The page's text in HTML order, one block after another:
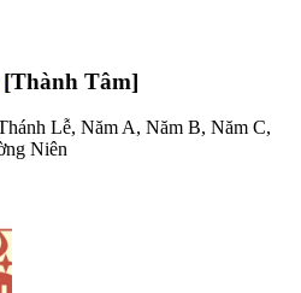
[Thành Tâm]
Lễ, Năm A, Năm B, Năm C,
Niên